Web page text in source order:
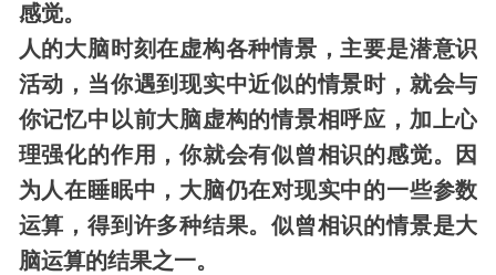
感觉。
人的大脑时刻在虚构各种情景，主要是潜意识
活动，当你遇到现实中近似的情景时，就会与
你记忆中以前大脑虚构的情景相呼应，加上心
理强化的作用，你就会有似曾相识的感觉。因
为人在睡眠中，大脑仍在对现实中的一些参数
运算，得到许多种结果。似曾相识的情景是大
脑运算的结果之一。